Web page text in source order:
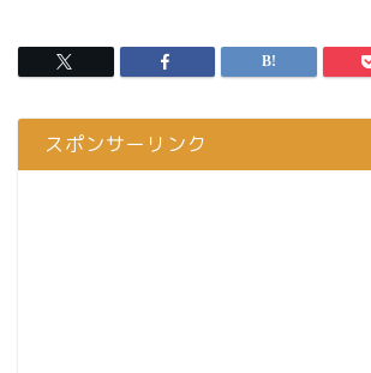
スポンサーリンク